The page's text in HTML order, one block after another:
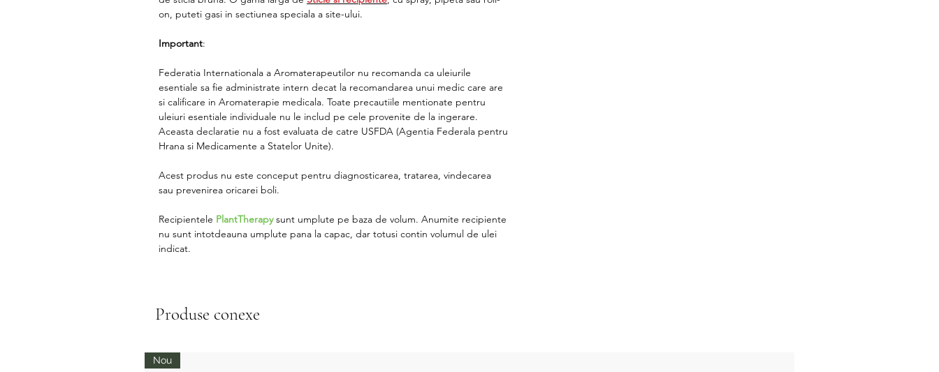
on, puteti gasi in sectiunea speciala a site-ului.
Important:
Federatia Internationala a Aromaterapeutilor nu recomanda ca uleiurile
esentiale sa fie administrate intern decat la recomandarea unui medic care are
si calificare in Aromaterapie medicala. Toate precautiile mentionate pentru
uleiuri esentiale individuale nu le includ pe cele provenite de la ingerare.
Aceasta declaratie nu a fost evaluata de catre USFDA (Agentia Federala pentru
Hrana si Medicamente a Statelor Unite).
Acest produs nu este conceput pentru diagnosticarea, tratarea, vindecarea
sau prevenirea oricarei boli.
Recipientele PlantTherapysunt umplute pe baza de volum. Anumite recipiente
nu sunt intotdeauna umplute pana la capac, dar totusi contin volumul de ulei
indicat.
Produse conexe
Nou